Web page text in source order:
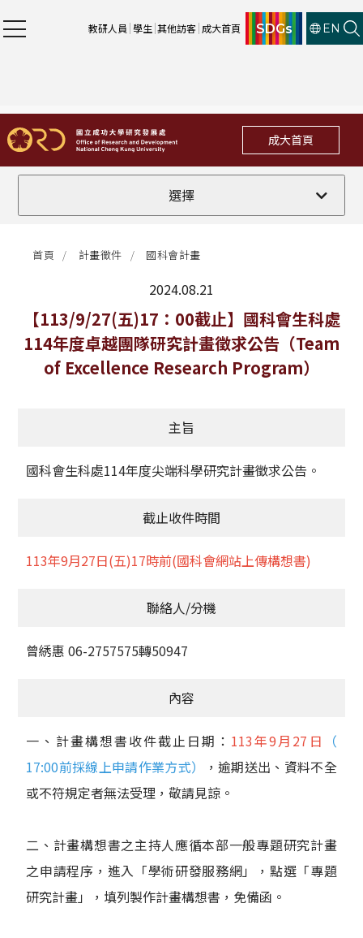
教研人員 學生 其他訪客 成大首頁 SDGs EN
成大首頁
選擇
全部
法規修訂
補助獎項
活動訊息
學術榮譽
首頁 計畫徵件 國科會計畫
2024.08.21
最新消息
【113/9/27(五)17：00截止】國科會生科處
114年度卓越團隊研究計畫徵求公告（Team
of Excellence Research Program）
主旨
國科會生科處114年度尖端科學研究計畫徵求公告。
截止收件時間
113年9月27日(五)17時前(國科會網站上傳構想書)
聯絡人/分機
曾綉惠 06-2757575轉50947
內容
一、計畫構想書收件截止日期： 113年9月27日
（
17:00前採線上申請作業方式）
，逾期送出、資料不全
或不符規定者無法受理，敬請見諒。
二、計畫構想書之主持人應循本部一般專題研究計畫
之申請程序，進入「學術研發服務網」，點選「專題
研究計畫」，填列製作計畫構想書，免備函。